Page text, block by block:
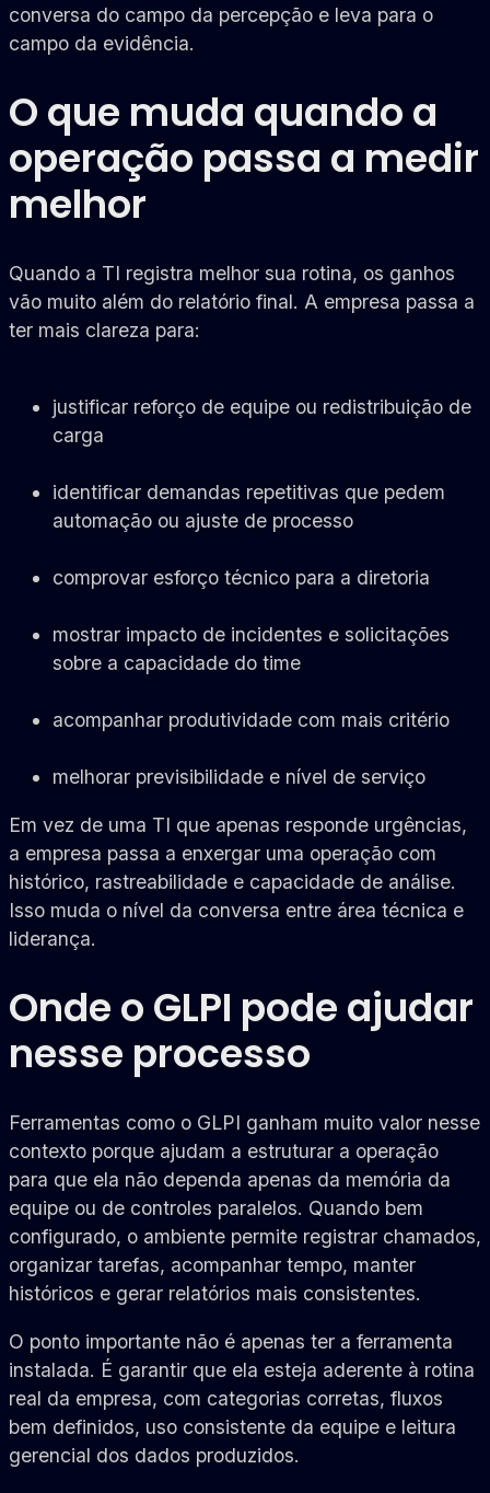
conversa do campo da percepção e leva para o
campo da evidência.
O que muda quando a
operação passa a medir
melhor
Quando a TI registra melhor sua rotina, os ganhos
vão muito além do relatório final. A empresa passa a
ter mais clareza para:
justificar reforço de equipe ou redistribuição de
carga
identificar demandas repetitivas que pedem
automação ou ajuste de processo
comprovar esforço técnico para a diretoria
mostrar impacto de incidentes e solicitações
sobre a capacidade do time
acompanhar produtividade com mais critério
melhorar previsibilidade e nível de serviço
Em vez de uma TI que apenas responde urgências,
a empresa passa a enxergar uma operação com
histórico, rastreabilidade e capacidade de análise.
Isso muda o nível da conversa entre área técnica e
liderança.
Onde o GLPI pode ajudar
nesse processo
Ferramentas como o GLPI ganham muito valor nesse
contexto porque ajudam a estruturar a operação
para que ela não dependa apenas da memória da
equipe ou de controles paralelos. Quando bem
configurado, o ambiente permite registrar chamados,
organizar tarefas, acompanhar tempo, manter
históricos e gerar relatórios mais consistentes.
O ponto importante não é apenas ter a ferramenta
instalada. É garantir que ela esteja aderente à rotina
real da empresa, com categorias corretas, fluxos
bem definidos, uso consistente da equipe e leitura
gerencial dos dados produzidos.